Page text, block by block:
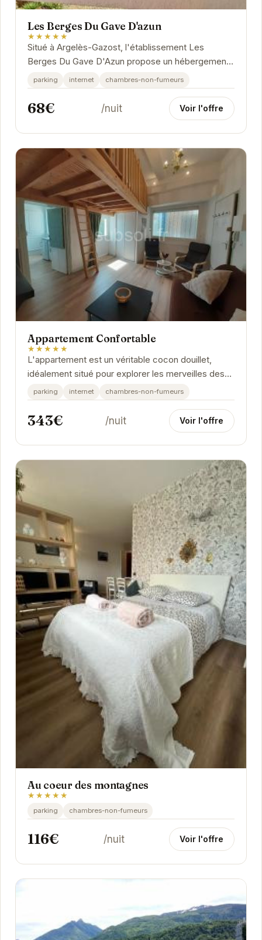
Les Berges Du Gave D'azun
★★★★★
Situé à Argelès-Gazost, l'établissement Les
Berges Du Gave D'Azun propose un hébergement
avec une terrasse et une connexion Wi-Fi gratuite.
parking internet chambres-non-fumeurs
68€ /nuit Voir l'offre
Appartement Confortable
★★★★★
L'appartement est un véritable cocon douillet,
idéalement situé pour explorer les merveilles des
Pyrénées.
parking internet chambres-non-fumeurs
343€ /nuit Voir l'offre
Au coeur des montagnes
★★★★★
parking chambres-non-fumeurs
116€ /nuit Voir l'offre